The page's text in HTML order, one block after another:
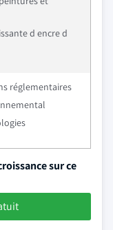
d encre d
réglementaires
sur ce